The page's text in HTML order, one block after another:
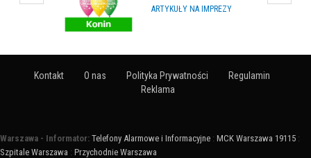
BIURA NIERUCHOMOŚCI
Kontakt O nas Polityka Prywatności
Regulamin
Reklama
Warszawa - Informator: Telefony Alarmowe i Informacyjne : MCK Warszawa 19115 :
Szpitale Warszawa : Przychodnie Warszawa